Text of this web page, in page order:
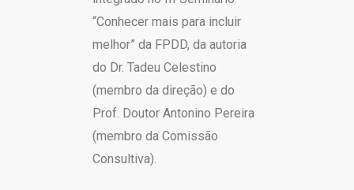
“Conhecer mais para incluir
melhor” da FPDD, da autoria
do Dr. Tadeu Celestino
(membro da direção) e do
Prof. Doutor Antonino Pereira
(membro da Comissão
Consultiva).